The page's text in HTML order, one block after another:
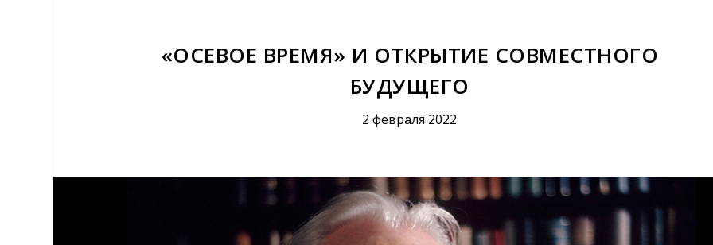
«ОСЕВОЕ ВРЕМЯ» И ОТКРЫТИЕ СОВМЕСТНОГО
БУДУЩЕГО
2 февраля 2022